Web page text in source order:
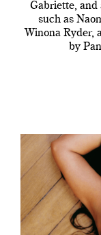
Gabriette, and
such as
Winona Ryder,
by